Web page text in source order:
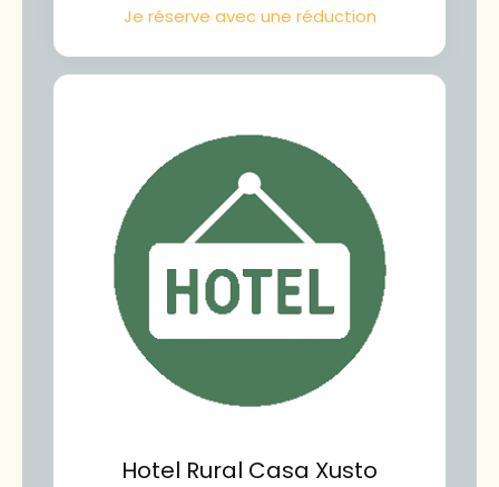
Je réserve avec une réduction
Hotel Rural Casa Xusto